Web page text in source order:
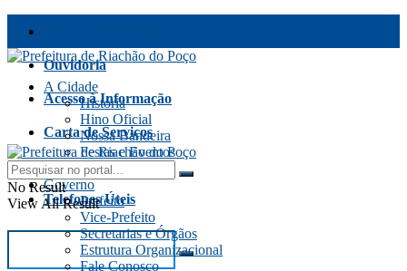
Ouvidoria
Acesso à Informação
Carta de Serviços
Fale Conosco
Telefones Úteis
A Cidade
História
Hino Oficial
Nossa Bandeira
Festas e Eventos
Aspectos Gerais
Governo
Prefeito
Vice-Prefeito
Secretarias e Órgãos
Estrutura Organizacional
Fale Conosco
No Result
View All Result